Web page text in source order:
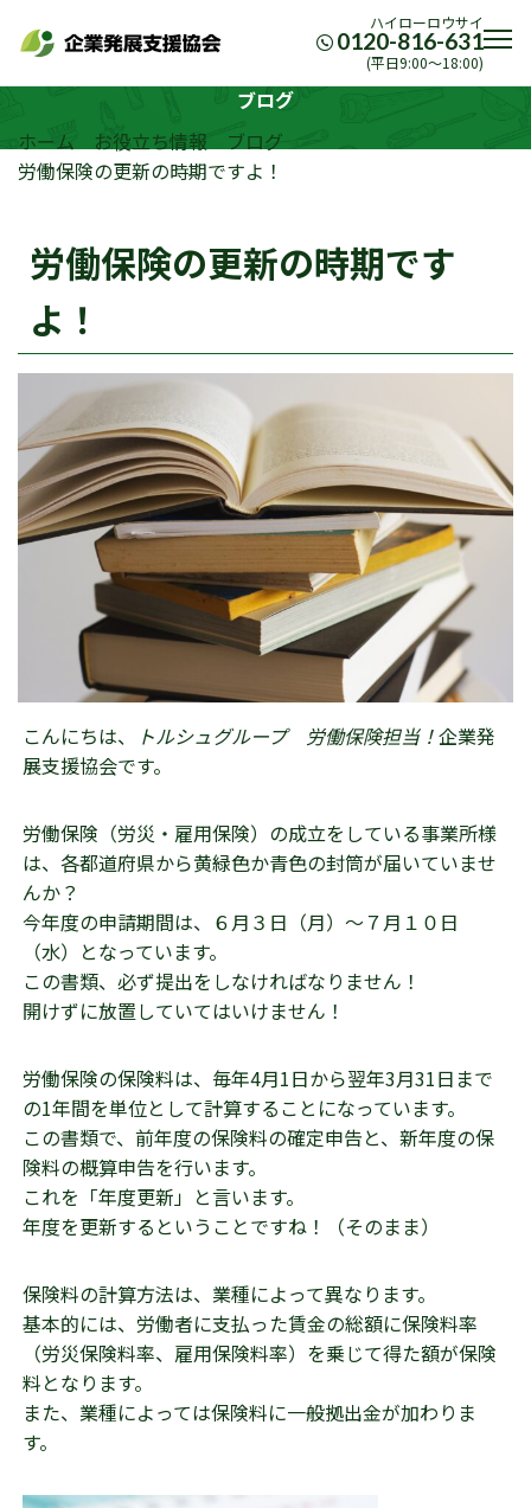
ハイローロウサイ
0120-816-631
(平日9:00〜18:00)
ブログ
ホーム
お役立ち情報
ブログ
労働保険の更新の時期ですよ！
労働保険の更新の時期です
よ！
こんにちは、 トルシュグループ 労働保険担当！企業発
展支援協会です。
労働保険（労災・雇用保険）の成立をしている事業所様
は、各都道府県から黄緑色か青色の封筒が届いていませ
んか？
今年度の申請期間は、６月３日（月）～７月１０日
（水）となっています。
この書類、必ず提出をしなければなりません！
開けずに放置していてはいけません！
労働保険の保険料は、毎年4月1日から翌年3月31日まで
の1年間を単位として計算することになっています。
この書類で、前年度の保険料の確定申告と、新年度の保
険料の概算申告を行います。
これを「年度更新」と言います。
年度を更新するということですね！（そのまま）
保険料の計算方法は、業種によって異なります。
基本的には、労働者に支払った賃金の総額に保険料率
（労災保険料率、雇用保険料率）を乗じて得た額が保険
料となります。
また、業種によっては保険料に一般拠出金が加わりま
す。